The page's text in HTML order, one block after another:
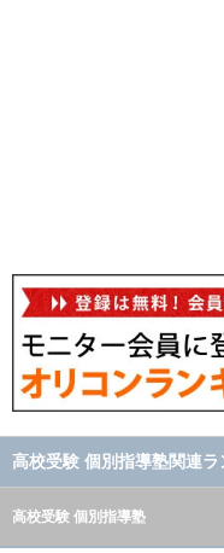
高校受験 個別指導塾関連ラ
高校受験 個別指導塾